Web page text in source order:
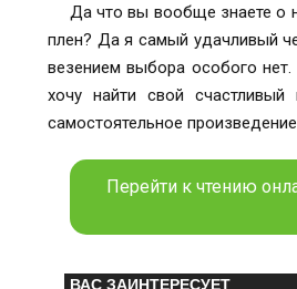
Да что вы вообще знаете о
плен? Да я самый удачливый
везением выбора особого
хочу найти свой
самостоятельное произведение
Перейти к чтению